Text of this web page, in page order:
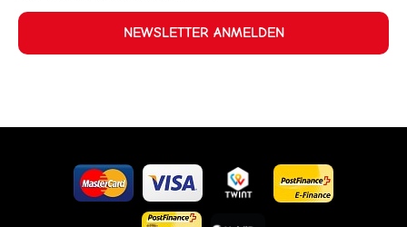
NEWSLETTER ANMELDEN